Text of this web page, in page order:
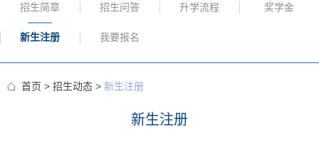
招生简章 招生问答 升学流程 奖学金
新生注册 我要报名
首页 > 招生动态 > 新生注册
新生注册